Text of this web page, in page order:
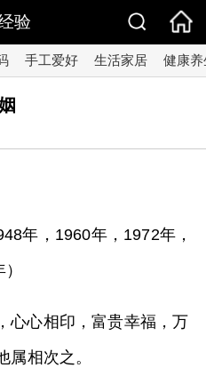
验
手工爱好 生活家居 健康养
年，1960年，1972年，
心心相印，富贵幸福，万
属相次之。